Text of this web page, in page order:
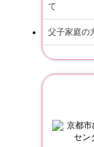
て
父子家庭の